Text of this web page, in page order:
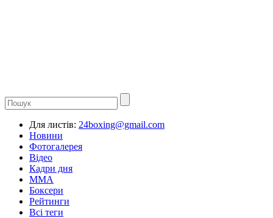
Для листів: 24boxing@gmail.com
Новини
Фотогалерея
Відео
Кадри дня
ММА
Боксери
Рейтинги
Всі теги